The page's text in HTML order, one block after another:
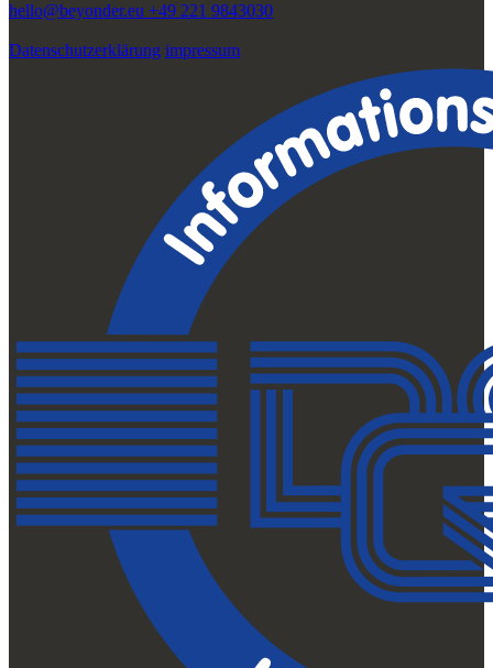
hello@beyonder.eu +49 221 9843030
Datenschutzerklärung impressum